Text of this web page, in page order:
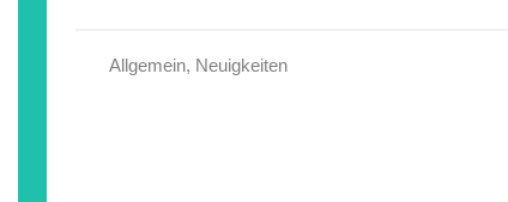
Allgemein, Neuigkeiten